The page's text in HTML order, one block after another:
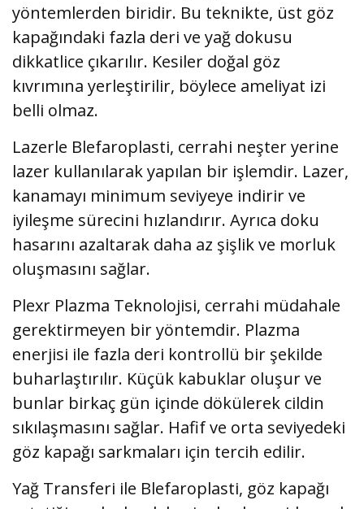
yöntemlerden biridir. Bu teknikte, üst göz
kapağındaki fazla deri ve yağ dokusu
dikkatlice çıkarılır. Kesiler doğal göz
kıvrımına yerleştirilir, böylece ameliyat izi
belli olmaz.
Lazerle Blefaroplasti, cerrahi neşter yerine
lazer kullanılarak yapılan bir işlemdir. Lazer,
kanamayı minimum seviyeye indirir ve
iyileşme sürecini hızlandırır. Ayrıca doku
hasarını azaltarak daha az şişlik ve morluk
oluşmasını sağlar.
Plexr Plazma Teknolojisi, cerrahi müdahale
gerektirmeyen bir yöntemdir. Plazma
enerjisi ile fazla deri kontrollü bir şekilde
buharlaştırılır. Küçük kabuklar oluşur ve
bunlar birkaç gün içinde dökülerek cildin
sıkılaşmasını sağlar. Hafif ve orta seviyedeki
göz kapağı sarkmaları için tercih edilir.
Yağ Transferi ile Blefaroplasti, göz kapağı